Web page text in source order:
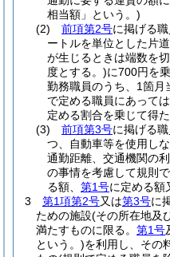
相当額」という。)
(2)
前項第2号に掲げる
ートルを単位とした片
が生じるときは端数を
度とする。)に700円を
勤務職員のうち、1箇月
で定める職員にあって
定める割合を乗じて得
(3)
前項第3号に掲げる
つ、自動車等を使用し
通勤距離、交通機関の
の事情を考慮して規則
る額、 第1号に定める額
3
第1項第2号又は第3号に
ための施設(その所在地及
満たすものに限る。 第1号
という。)を利用し、その